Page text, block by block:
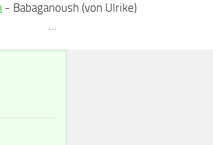
- Babaganoush (von Ulrike)